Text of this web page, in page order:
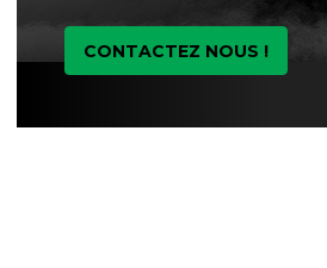
CONTACTEZ NOUS !